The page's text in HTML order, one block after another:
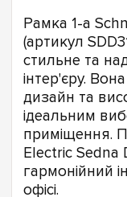
Рамка 1-а
(артикул
стильне та
інтер'єру.
дизайн та
ідеальним
приміщення.
Electric Sedna
гармонійний
офісі.